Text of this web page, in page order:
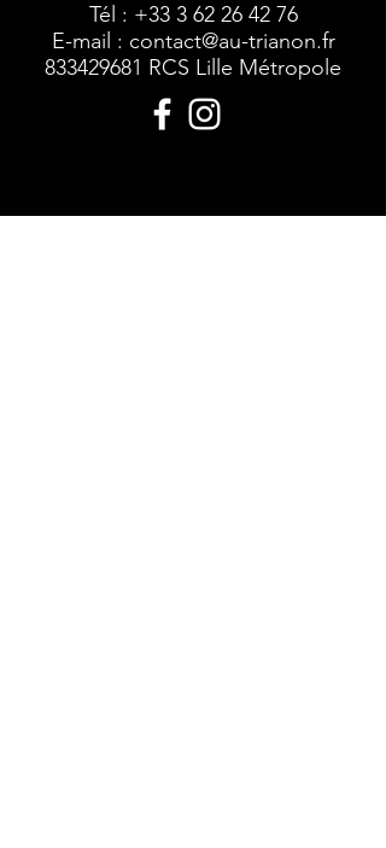
Tél : +33 3 62 26 42 76
E-mail : contact@au-trianon.fr
833429681 RCS Lille Métropole